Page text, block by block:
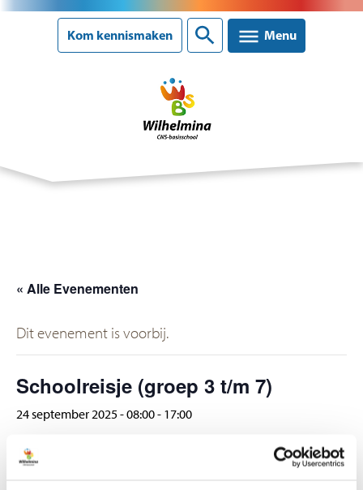
Kom kennismaken Menu
Onze school
Nieuws
Agenda
Veelgestelde vragen
Contact
« Alle Evenementen
Dit evenement is voorbij.
Schoolreisje (groep 3 t/m 7)
24 september 2025 - 08:00- 17:00
GEGEVENS